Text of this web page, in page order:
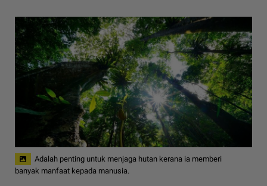
Adalah penting untuk menjaga hutan kerana ia memberi
banyak manfaat kepada manusia.